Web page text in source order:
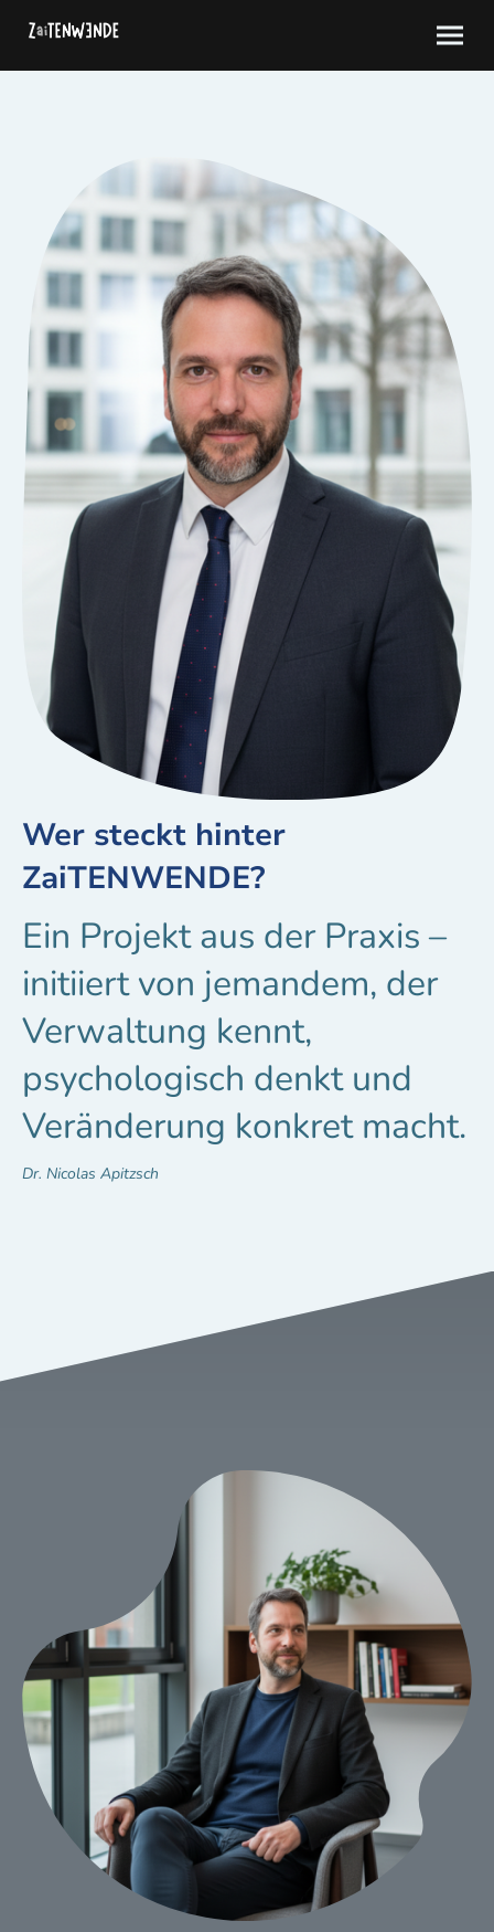
Wer steckt hinter
ZaiTENWENDE?
Ein Projekt aus der Praxis –
initiiert von jemandem, der
Verwaltung kennt,
psychologisch denkt und
Veränderung konkret macht.
Dr. Nicolas Apitzsch